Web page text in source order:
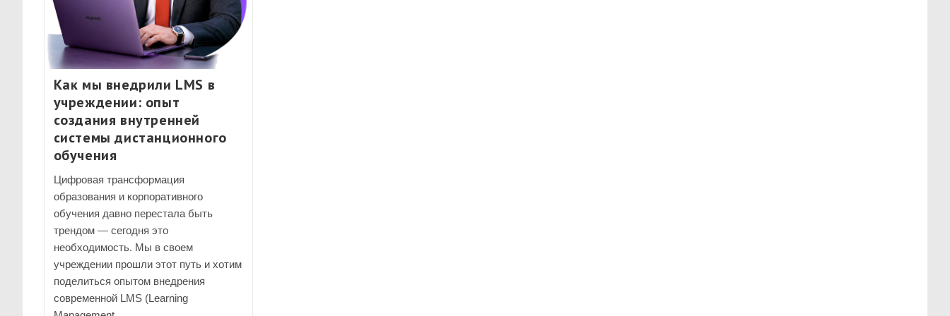
Как мы внедрили LMS в
учреждении: опыт
создания внутренней
системы дистанционного
обучения
Цифровая трансформация
образования и корпоративного
обучения давно перестала быть
трендом — сегодня это
необходимость. Мы в своем
учреждении прошли этот путь и хотим
поделиться опытом внедрения
современной LMS (Learning